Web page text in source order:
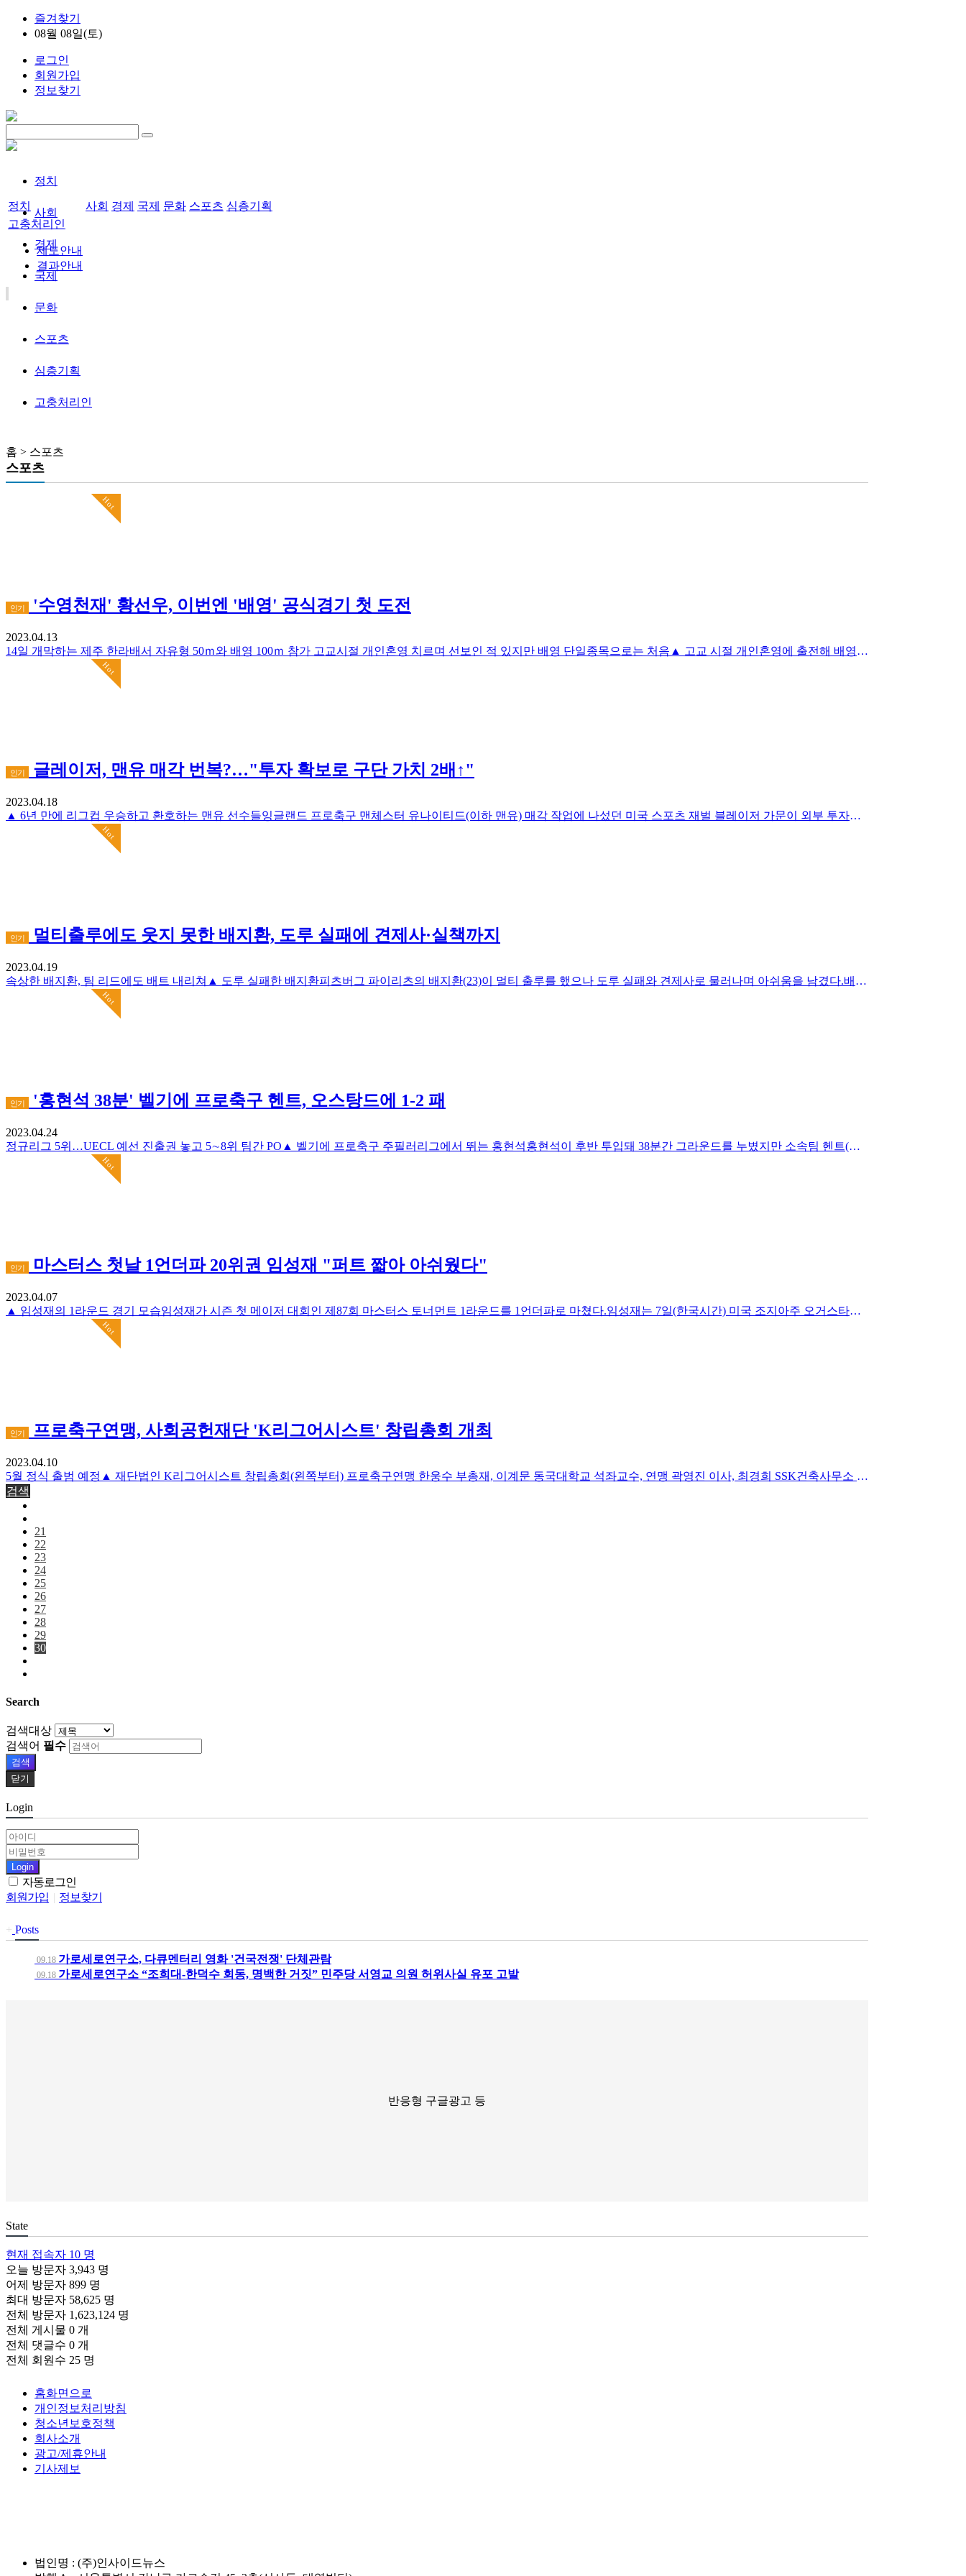
즐겨찾기
08월 08일(토)
로그인
회원가입
정보찾기
정치
사회
경제
국제
문화
스포츠
심층기획
고충처리인
정치 사회 경제 국제 문화 스포츠 심층기획
고충처리인
제도안내
결과안내
홈 > 스포츠
스포츠
Hot
인기 '수영천재' 황선우, 이번엔 '배영' 공식경기 첫 도전
2023.04.13
14일 개막하는 제주 한라배서 자유형 50ｍ와 배영 100ｍ 참가 고교시절 개인혼영 치르며 선보인 적 있지만 배영 단일종목으로는 처음▲ 고교 시절 개인혼영에 출전해 배영으로 역영하…
Hot
인기 글레이저, 맨유 매각 번복?…"투자 확보로 구단 가치 2배↑"
2023.04.18
▲ 6년 만에 리그컵 우승하고 환호하는 맨유 선수들잉글랜드 프로축구 맨체스터 유나이티드(이하 맨유) 매각 작업에 나섰던 미국 스포츠 재벌 블레이저 가문이 외부 투자를 통해 구단을 …
Hot
인기 멀티출루에도 웃지 못한 배지환, 도루 실패에 견제사·실책까지
2023.04.19
속상한 배지환, 팀 리드에도 배트 내리쳐▲ 도루 실패한 배지환피츠버그 파이리츠의 배지환(23)이 멀티 출루를 했으나 도루 실패와 견제사로 물러나며 아쉬움을 남겼다.배지환은 19일(…
Hot
인기 '홍현석 38분' 벨기에 프로축구 헨트, 오스탕드에 1-2 패
2023.04.24
정규리그 5위…UECL 예선 진출권 놓고 5∼8위 팀간 PO▲ 벨기에 프로축구 주필러리그에서 뛰는 홍현석홍현석이 후반 투입돼 38분간 그라운드를 누볐지만 소속팀 헨트(벨기에)는 공…
Hot
인기 마스터스 첫날 1언더파 20위권 임성재 "퍼트 짧아 아쉬웠다"
2023.04.07
▲ 임성재의 1라운드 경기 모습임성재가 시즌 첫 메이저 대회인 제87회 마스터스 토너먼트 1라운드를 1언더파로 마쳤다.임성재는 7일(한국시간) 미국 조지아주 오거스타의 오거스타 내…
Hot
인기 프로축구연맹, 사회공헌재단 'K리그어시스트' 창립총회 개최
2023.04.10
5월 정식 출범 예정▲ 재단법인 K리그어시스트 창립총회(왼쪽부터) 프로축구연맹 한웅수 부총재, 이계문 동국대학교 석좌교수, 연맹 곽영진 이사, 최경희 SSK건축사무소 이사, 양중진…
검색
21
22
23
24
25
26
27
28
29
30
Search
검색대상
검색어 필수
검색
닫기
Login
Login
자동로그인
회원가입 | 정보찾기
+ Posts
09.18 가로세로연구소, 다큐멘터리 영화 '건국전쟁' 단체관람
09.18 가로세로연구소 “조희대-한덕수 회동, 명백한 거짓” 민주당 서영교 의원 허위사실 유포 고발
반응형 구글광고 등
State
현재 접속자 10 명
오늘 방문자 3,943 명
어제 방문자 899 명
최대 방문자 58,625 명
전체 방문자 1,623,124 명
전체 게시물 0 개
전체 댓글수 0 개
전체 회원수 25 명
홈화면으로
개인정보처리방침
청소년보호정책
회사소개
광고/제휴안내
기사제보
법인명 : (주)인사이드뉴스